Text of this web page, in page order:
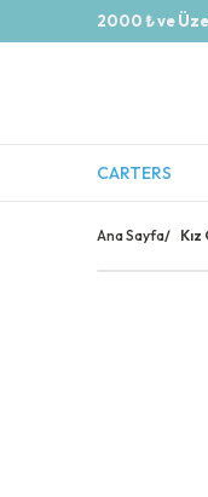
2000 ₺ ve
CARTERS
Ana Sayfa/